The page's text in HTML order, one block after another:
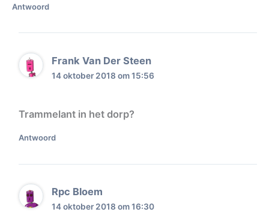
Antwoord
Frank Van Der Steen
14 oktober 2018 om 15:56
Trammelant in het dorp?
Antwoord
Rpc Bloem
14 oktober 2018 om 16:30